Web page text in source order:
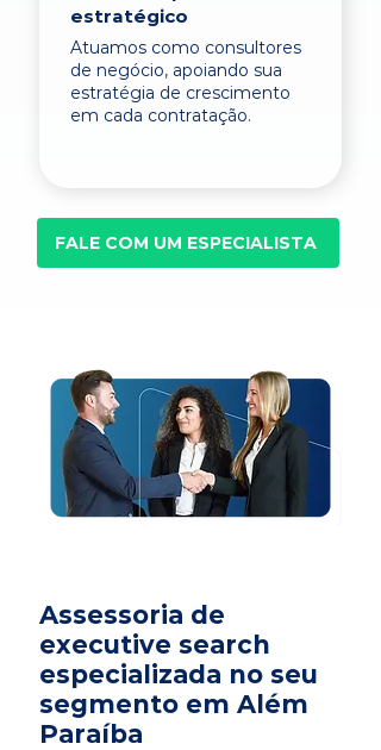
estratégico
Atuamos como consultores
de negócio, apoiando sua
estratégia de crescimento
em cada contratação.
FALE COM UM ESPECIALISTA
Assessoria de
executive search
especializada no seu
segmento em Além
Paraíba